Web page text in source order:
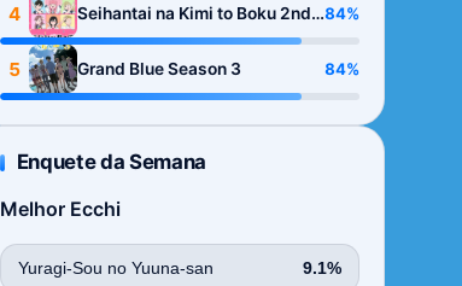
4
Seihantai na Kimi to Boku 2nd
Season
84%
5 Grand Blue Season 3 84%
Enquete da Semana
Melhor Ecchi
Yuragi-Sou no Yuuna-san 9.1%